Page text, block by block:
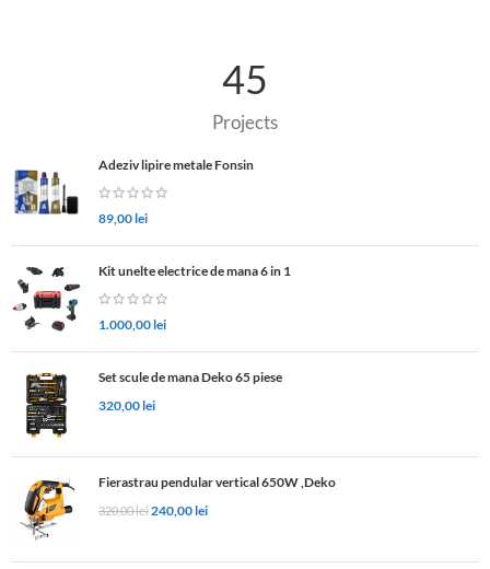
45
Projects
Adeziv lipire metale Fonsin
89,00lei
Kit unelte electrice de mana 6 in 1
1.000,00lei
Set scule de mana Deko 65 piese
320,00lei
Fierastrau pendular vertical 650W ,Deko
320,00lei 240,00lei